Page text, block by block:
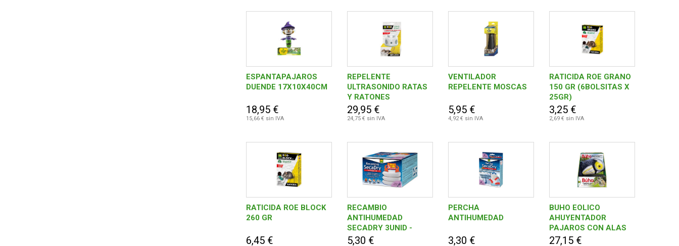
ESPANTAPAJAROS
DUENDE 17X10X40CM
18,95 €
15,66 € sin IVA
REPELENTE
ULTRASONIDO RATAS
Y RATONES
10,6X10X15CM
29,95 €
24,75 € sin IVA
VENTILADOR
REPELENTE MOSCAS
5,95 €
4,92 € sin IVA
RATICIDA ROE GRANO
150 GR (6BOLSITAS X
25GR)
3,25 €
2,69 € sin IVA
RATICIDA ROE BLOCK
260 GR
6,45 €
RECAMBIO
ANTIHUMEDAD
SECADRY 3UNID -
450GR
5,30 €
PERCHA
ANTIHUMEDAD
3,30 €
BUHO EOLICO
AHUYENTADOR
PAJAROS CON ALAS
27,15 €